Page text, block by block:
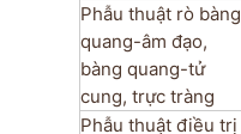
Phẫu thuật rò bàng
quang-âm đạo,
bàng quang-tử
cung, trực tràng
Phẫu thuật điều trị